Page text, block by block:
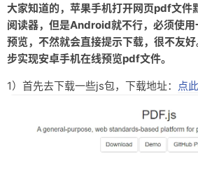
技术
教程
生活
归档
留言
大家知道的，苹果手机打开网页pdf文件
阅读器，但是Android就不行，必须使
预览，不然就会直接提示下载，很不友
步实现安卓手机在线预览pdf文件。
1）首先去下载一些js包，下载地址： 点